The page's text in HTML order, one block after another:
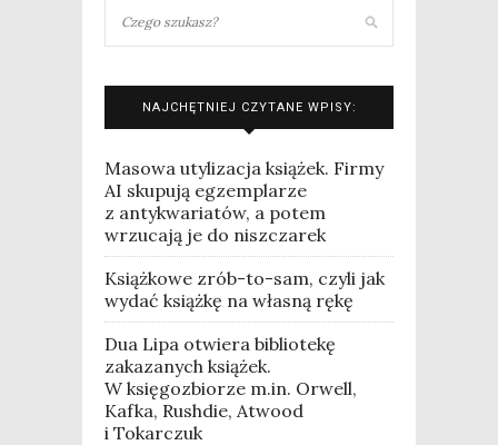
NAJCHĘTNIEJ CZYTANE WPISY:
Masowa utylizacja książek. Firmy
AI skupują egzemplarze
z antykwariatów, a potem
wrzucają je do niszczarek
Książkowe zrób-to-sam, czyli jak
wydać książkę na własną rękę
Dua Lipa otwiera bibliotekę
zakazanych książek.
W księgozbiorze m.in. Orwell,
Kafka, Rushdie, Atwood
i Tokarczuk